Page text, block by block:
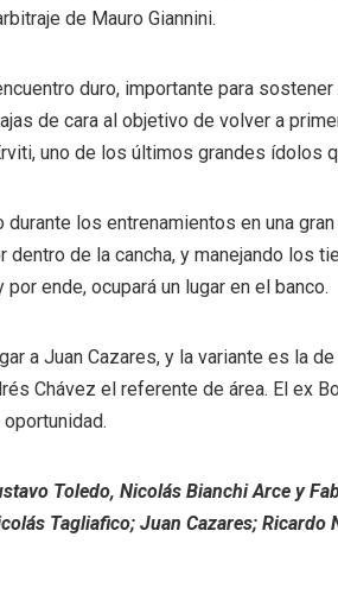
de Mauro Giannini.
duro, importante para
de cara al objetivo de volver a
uno de los últimos grandes ídolos
durante los entrenamientos en una
dentro de la cancha, y manejando los
ende, ocupará un lugar en el banco.
a Juan Cazares, y la variante es la
Chávez el referente de área. El ex
Toledo, Nicolás Bianchi Arce y
Tagliafico; Juan Cazares; Ricardo